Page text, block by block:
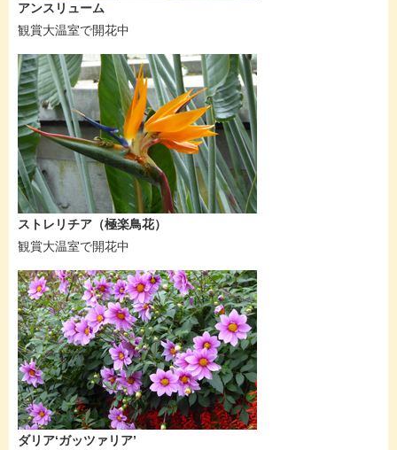
アンスリューム
観賞大温室で開花中
ストレリチア（極楽鳥花）
観賞大温室で開花中
ダリア‘ガッツァリア’